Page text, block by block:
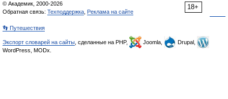
18+
© Академик, 2000-2026
Обратная связь: Техподдержка Реклама на сайте
👣 Путешествия
Экспорт словарей на сайты , сделанные на PHP, Joomla,
Drupal,
WordPress, MODx.